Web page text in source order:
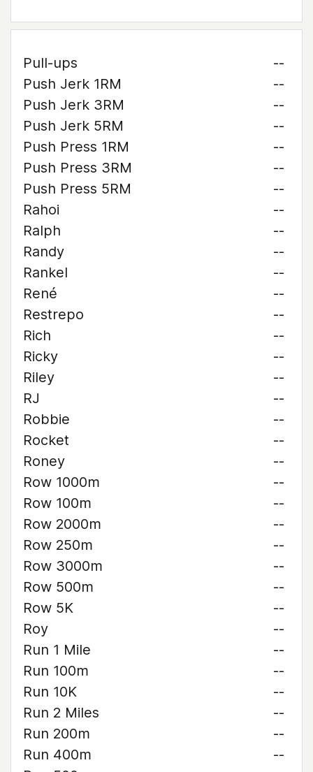
Pull-ups
--
Push Jerk 1RM
--
Push Jerk 3RM
--
Push Jerk 5RM
--
Push Press 1RM
--
Push Press 3RM
--
Push Press 5RM
--
Rahoi
--
Ralph
--
Randy
--
Rankel
--
René
--
Restrepo
--
Rich
--
Ricky
--
Riley
--
RJ
--
Robbie
--
Rocket
--
Roney
--
Row 1000m
--
Row 100m
--
Row 2000m
--
Row 250m
--
Row 3000m
--
Row 500m
--
Row 5K
--
Roy
--
Run 1 Mile
--
Run 100m
--
Run 10K
--
Run 2 Miles
--
Run 200m
--
Run 400m
--